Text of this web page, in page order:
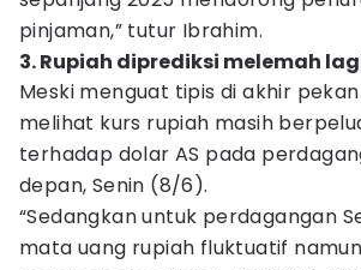
pinjaman,” tutur Ibrahim.
3. Rupiah diprediksi melemah
Meski menguat tipis di akhir
melihat kurs rupiah masih
terhadap dolar AS pada
depan, Senin (8/6).
“Sedangkan untuk perdagangan
mata uang rupiah fluktuatif